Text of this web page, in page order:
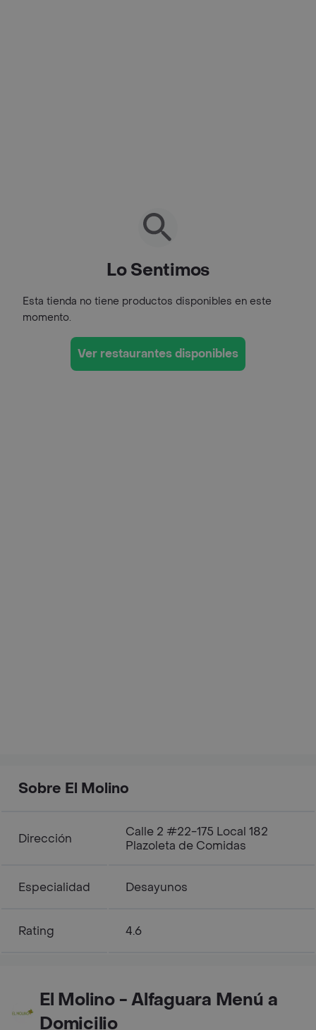
Lo Sentimos
Esta tienda no tiene productos disponibles en este
momento.
Ver restaurantes disponibles
Sobre El Molino
Dirección
Calle 2 #22-175 Local 182
Plazoleta de Comidas
Especialidad Desayunos
Rating 4.6
El Molino - Alfaguara Menú a
Domicilio